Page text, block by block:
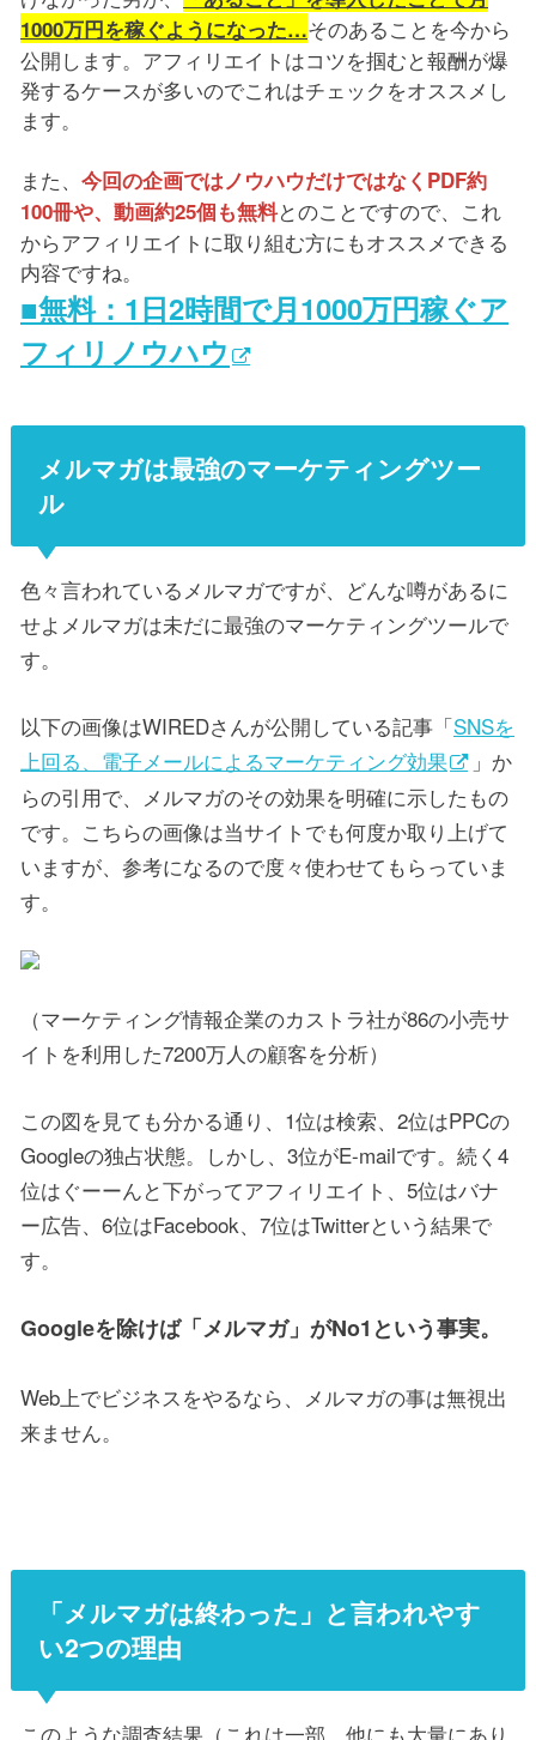
1000万円を稼ぐようになった…そのあることを今から
公開します。アフィリエイトはコツを掴むと報酬が爆
発するケースが多いのでこれはチェックをオススメし
ます。
また、 今回の企画ではノウハウだけではなくPDF約
100冊や、動画約25個も無料とのことですので、これ
からアフィリエイトに取り組む方にもオススメできる
内容ですね。
■無料：1日2時間で月1000万円稼ぐア
フィリノウハウ
メルマガは最強のマーケティングツー
ル
色々言われているメルマガですが、どんな噂があるに
せよメルマガは未だに最強のマーケティングツールで
す。
以下の画像はWIREDさんが公開している記事「SNSを
上回る、電子メールによるマーケティング効果
」か
らの引用で、メルマガのその効果を明確に示したもの
です。こちらの画像は当サイトでも何度か取り上げて
いますが、参考になるので度々使わせてもらっていま
す。
（マーケティング情報企業のカストラ社が86の小売サ
イトを利用した7200万人の顧客を分析）
この図を見ても分かる通り、1位は検索、2位はPPCの
Googleの独占状態。しかし、3位がE-mailです。続く4
位はぐーーんと下がってアフィリエイト、5位はバナ
ー広告、6位はFacebook、7位はTwitterという結果で
す。
Googleを除けば「メルマガ」がNo1という事実。
Web上でビジネスをやるなら、メルマガの事は無視出
来ません。
「メルマガは終わった」と言われやす
い2つの理由
このような調査結果（これは一部、他にも大量にあり